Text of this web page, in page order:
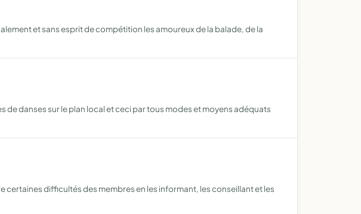
et sans esprit de compétition les amoureux de la balade, de la
danses sur le plan local et ceci par tous modes et moyens adéquats
certaines difficultés des membres en les informant, les conseillant et les